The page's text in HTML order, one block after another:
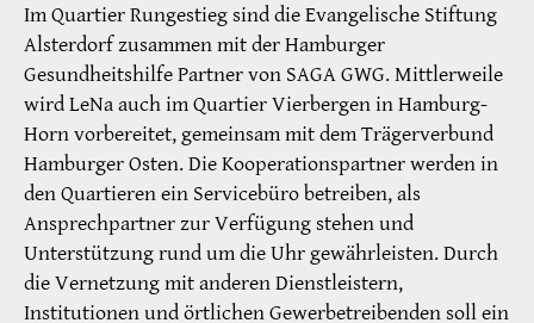
Im Quartier Rungestieg sind die Evangelische Stiftung
Alsterdorf zusammen mit der Hamburger
Gesundheitshilfe Partner von SAGA GWG. Mittlerweile
wird LeNa auch im Quartier Vierbergen in Hamburg-
Horn vorbereitet, gemeinsam mit dem Trägerverbund
Hamburger Osten. Die Kooperationspartner werden in
den Quartieren ein Servicebüro betreiben, als
Ansprechpartner zur Verfügung stehen und
Unterstützung rund um die Uhr gewährleisten. Durch
die Vernetzung mit anderen Dienstleistern,
Institutionen und örtlichen Gewerbetreibenden soll ein